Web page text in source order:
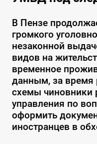
В Пензе
громкого
незаконной
видов на
временное
данным, за время
схемы чиновники
управления по
оформить
иностранцев в